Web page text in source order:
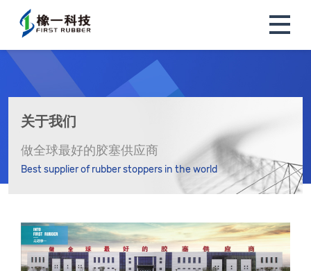
关于我们
做全球最好的胶塞供应商
Best supplier of rubber stoppers in the world